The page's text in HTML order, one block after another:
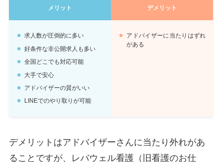
メリット デメリット
求人数が圧倒的に多い
好条件な非公開求人も多い
全国どこでも対応可能
大手で安心
アドバイザーの質がいい
LINEでのやり取りが可能
アドバイザーに当たりはずれ
がある
デメリットはアドバイザーさんに当たり外れがあ
ることですが、レバウェル看護（旧看護のお仕